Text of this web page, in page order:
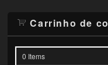
Carrinho de
0 Items